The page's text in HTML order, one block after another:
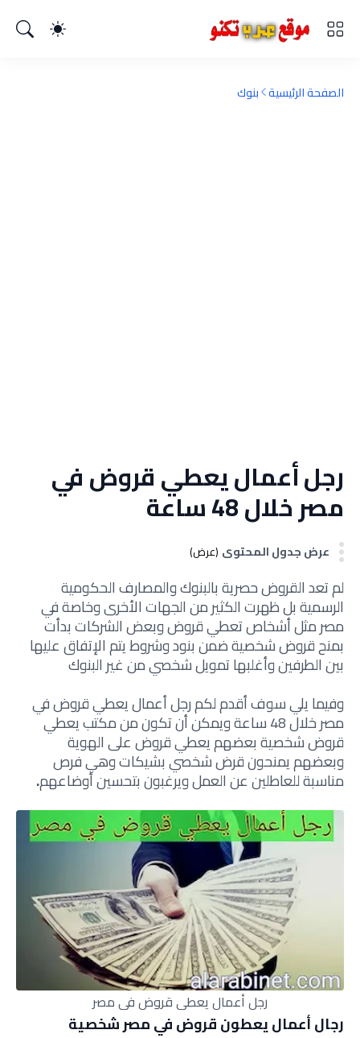
الصفحة الرئيسية بنوك
رجل أعمال يعطي قروض في
مصر خلال 48 ساعة
عرض جدول المحتوى (عرض)
لم تعد القروض حصرية بالبنوك والمصارف الحكومية
الرسمية بل ظهرت الكثير من الجهات الأخرى وخاصة في
مصر مثل أشخاص تعطي قروض وبعض الشركات بدأت
بمنح قروض شخصية ضمن بنود وشروط يتم الإتفاق عليها
بين الطرفين وأغلبها تمويل شخصي من غير البنوك
وفيما يلي سوف أقدم لكم رجل أعمال يعطي قروض في
مصر خلال 48 ساعة ويمكن أن تكون من مكتب يعطي
قروض شخصية بعضهم يعطي قروض على الهوية
وبعضهم يمنحون قرض شخصي بشيكات وهي فرص
مناسبة للعاطلين عن العمل ويرغبون بتحسين أوضاعهم.
رجل أعمال يعطي قروض في مصر
رجال أعمال يعطون قروض في مصر شخصية